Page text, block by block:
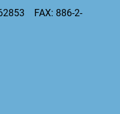
FAX: 886-2-